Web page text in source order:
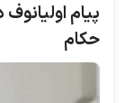
پیام
حکام